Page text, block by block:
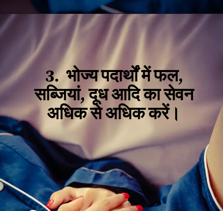
3. भोज्य पदार्थों में फल,
सब्जियां, दूध आदि का सेवन
अधिक से अधिक करें।